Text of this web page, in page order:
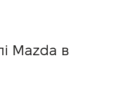
Mazda в